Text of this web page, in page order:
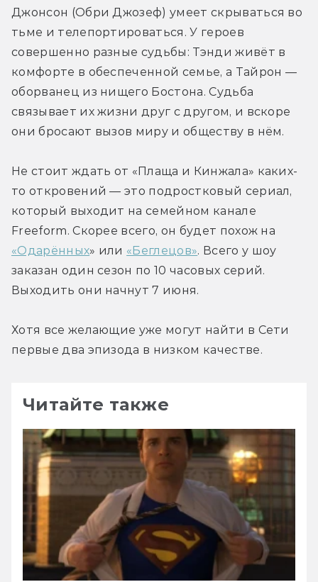
Джонсон (Обри Джозеф) умеет скрываться во
тьме и телепортироваться. У героев
совершенно разные судьбы: Тэнди живёт в
комфорте в обеспеченной семье, а Тайрон —
оборванец из нищего Бостона. Судьба
связывает их жизни друг с другом, и вскоре
они бросают вызов миру и обществу в нём.
Не стоит ждать от «Плаща и Кинжала» каких-
то откровений — это подростковый сериал,
который выходит на семейном канале
«Одарённых» или «Беглецов». Всего у шоу
заказан один сезон по 10 часовых серий.
Выходить они начнут 7 июня.
Хотя все желающие уже могут найти в Сети
первые два эпизода в низком качестве.
Читайте также